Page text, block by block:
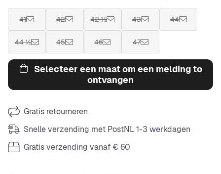
41 42 42 ½ 43 44
44 ½ 45 46 47
Selecteer een maat om een melding to
ontvangen
Gratis retourneren
Snelle verzending met PostNL 1-3 werkdagen
Gratis verzending vanaf € 60